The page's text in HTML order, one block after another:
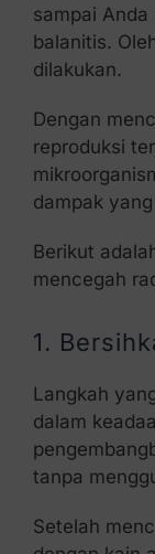
sampai Anda
balanitis.
dilakukan.
Dengan
reproduksi
dampak
Berikut
mencegah
1.
Langkah
dalam
tanpa
Setelah